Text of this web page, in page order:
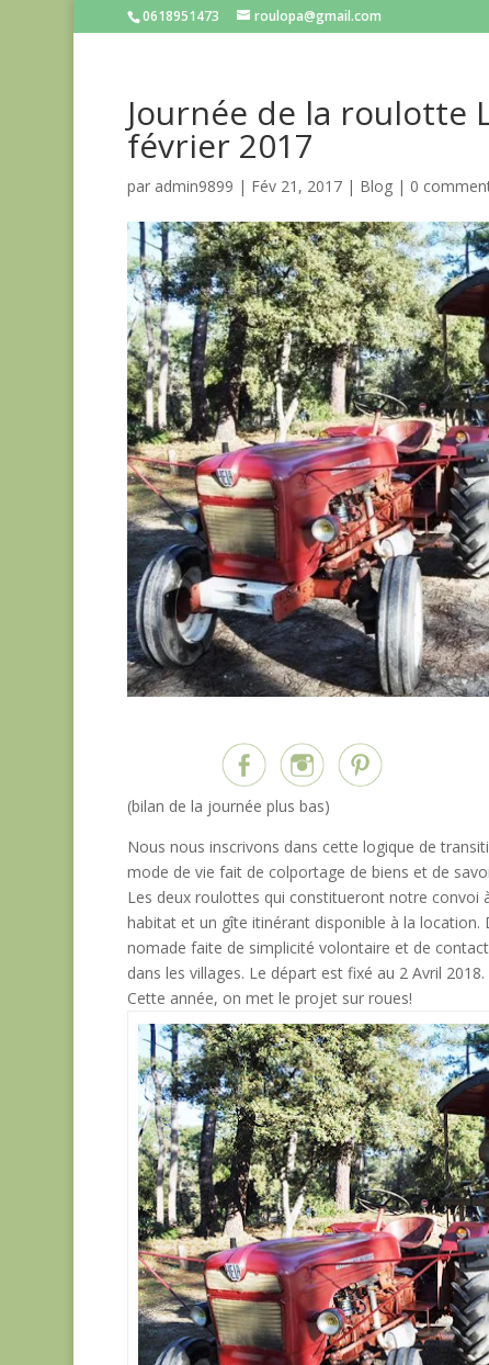
0618951473 roulopa@gmail.com
Journée de la roulotte
février 2017
par admin9899 | Fév 21, 2017 | Blog | 0
(bilan de la journée plus bas)
Nous nous inscrivons dans cette logique de
mode de vie fait de colportage de biens et de
Les deux roulottes qui constitueront notre convoi
habitat et un gîte itinérant disponible à la
nomade faite de simplicité volontaire et de
dans les villages. Le départ est fixé au 2 Avril 2018.
Cette année, on met le projet sur roues!